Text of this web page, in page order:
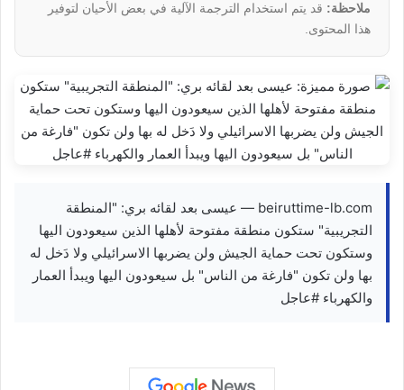
ملاحظة: قد يتم استخدام الترجمة الآلية في بعض الأحيان لتوفير
هذا المحتوى.
beiruttime-lb.com — عيسى​ بعد لقائه بري​: "المنطقة
التجريبية" ستكون منطقة مفتوحة لأهلها الذين سيعودون اليها
وستكون تحت حماية الجيش ولن يضربها الاسرائيلي ولا دَخل له
بها ولن تكون "فارغة من الناس" بل سيعودون اليها ويبدأ العمار
والكهرباء #عاجل